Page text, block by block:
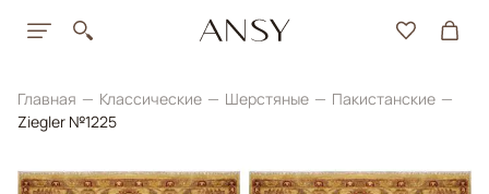
Главная Классические Шерстяные
Пакистанские
Ziegler №1225